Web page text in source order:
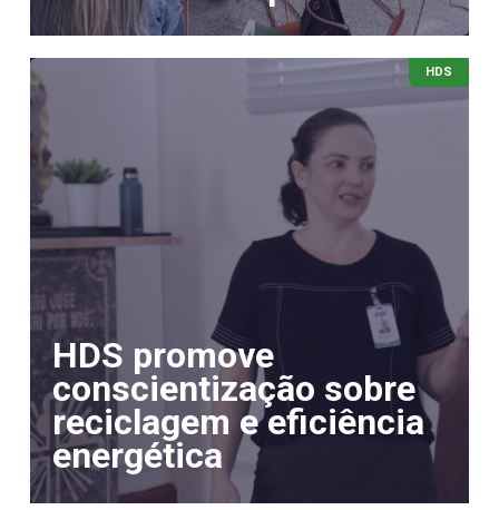
HDS
HDS promove
conscientização sobre
reciclagem e eficiência
energética